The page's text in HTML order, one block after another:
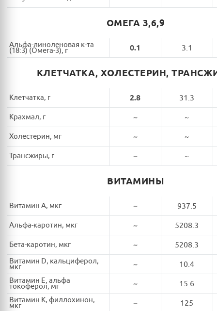
ОМЕГА 3,6,9
Альфа-линоленовая к-та
(18:3) (Омега-3), г 0.1 3.1
КЛЕТЧАТКА, ХОЛЕСТЕРИН,
Клетчатка, г 2.8 31.3
Крахмал, г ~ ~
Холестерин, мг ~ ~
Трансжиры, г ~ ~
ВИТАМИНЫ
Витамин A, мкг ~ 937.5
Альфа-каротин, мкг ~ 5208.3
Бета-каротин, мкг ~ 5208.3
Витамин D, кальциферол,
мкг ~ 10.4
Витамин E, альфа
токоферол, мг ~ 15.6
Витамин K, филлохинон,
мкг ~ 125